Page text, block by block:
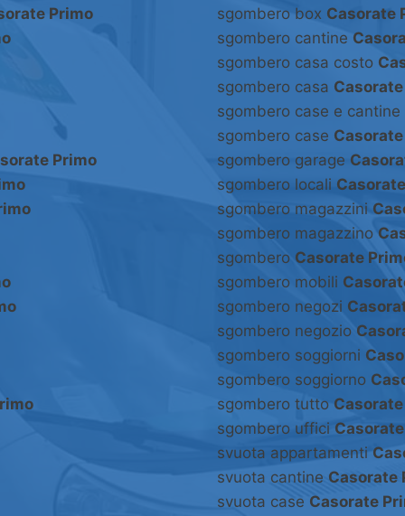
Primo
Primo
sgombero box Casorate
sgombero cantine
sgombero casa costo
sgombero casa
sgombero case e cantine
sgombero case
sgombero garage
sgombero locali
sgombero magazzini
sgombero magazzino
sgombero Casorate
sgombero mobili
sgombero negozi
sgombero negozio
sgombero soggiorni
sgombero soggiorno
sgombero tutto
sgombero uffici
svuota appartamenti
svuota cantine Casorate
svuota case Casorate